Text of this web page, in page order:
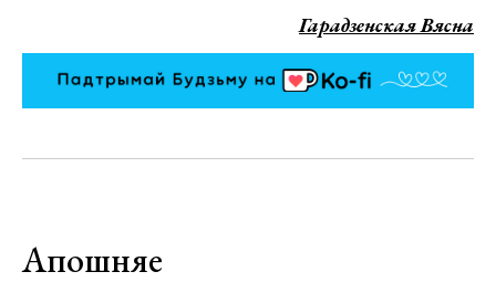
Гарадзенская Вясна
Апошняе